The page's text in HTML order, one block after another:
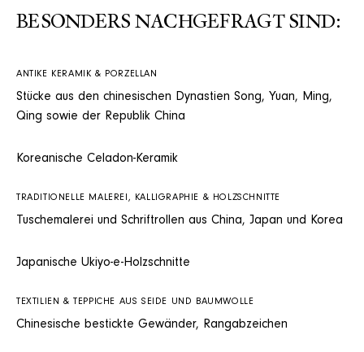
BESONDERS NACHGEFRAGT SIND:
ANTIKE KERAMIK & PORZELLAN
Stücke aus den chinesischen Dynastien Song, Yuan, Ming,
Qing sowie der Republik China
Koreanische Celadon-Keramik
TRADITIONELLE MALEREI, KALLIGRAPHIE & HOLZSCHNITTE
Tuschemalerei und Schriftrollen aus China, Japan und Korea
Japanische Ukiyo-e-Holzschnitte
TEXTILIEN & TEPPICHE AUS SEIDE UND BAUMWOLLE
Chinesische bestickte Gewänder, Rangabzeichen